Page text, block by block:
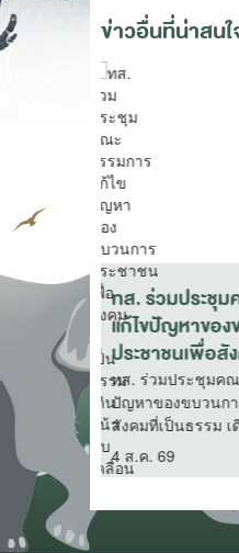
ข่าวอื่นที่น่าสน
ร่วม
ระจำปี
ทส. ร่วมพิธีเ
บำเพ็ญพระร
อาลัยแด่สมเ
ทส. ร่วมพิธีเจริ
พระราชกุศลถว
พระบรมราชช
2 ส.ค. 69